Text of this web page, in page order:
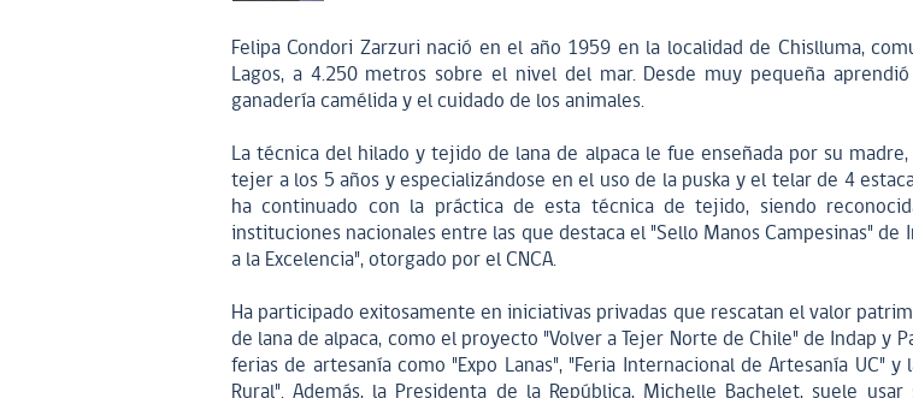
Felipa Condori Zarzuri nació en el año 1959 en la localidad de Chislluma,
Lagos, a 4.250 metros sobre el nivel del mar. Desde muy pequeña
ganadería camélida y el cuidado de los animales.
La técnica del hilado y tejido de lana de alpaca le fue enseñada por su
tejer a los 5 años y especializándose en el uso de la puska y el telar de 4
ha continuado con la práctica de esta técnica de tejido, siendo
instituciones nacionales entre las que destaca el "Sello Manos Campesinas" de
a la Excelencia", otorgado por el CNCA.
Ha participado exitosamente en iniciativas privadas que rescatan el valor
de lana de alpaca, como el proyecto "Volver a Tejer Norte de Chile" de Indap y
ferias de artesanía como "Expo Lanas", "Feria Internacional de Artesanía UC" y
Rural". Además, la Presidenta de la República, Michelle Bachelet, suele